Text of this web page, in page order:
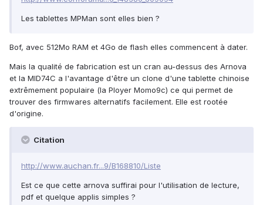
Les tablettes MPMan sont elles bien ?
Bof, avec 512Mo RAM et 4Go de flash elles commencent à dater.
Mais la qualité de fabrication est un cran au-dessus des Arnova
et la MID74C a l'avantage d'être un clone d'une tablette chinoise
extrêmement populaire (la Ployer Momo9c) ce qui permet de
trouver des firmwares alternatifs facilement. Elle est rootée
d'origine.
Citation
http://www.auchan.fr...9/B168810/Liste
Est ce que cette arnova suffirai pour l'utilisation de lecture,
pdf et quelque applis simples ?